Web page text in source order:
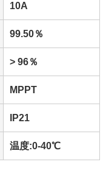
10A
99.50％
> 96％
MPPT
IP21
温度:0-40℃